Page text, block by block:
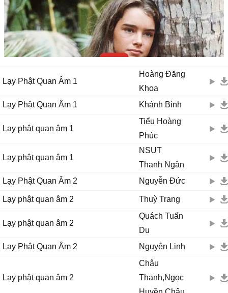
Lạy Phật Quan Âm 1
Hoàng Đăng
Khoa
Lạy Phật Quan Âm 1
Khánh Bình
Lạy phật quan âm 1
Tiểu Hoàng
Phúc
Lạy phật quan âm 1
NSUT
Thanh Ngân
Lạy Phật Quan Âm 2
Nguyễn Đức
Lạy phật quan âm 2 Thuỳ Trang
Lạy phật quan âm 2
Quách Tuấn
Du
Lạy Phật Quan Âm 2
Nguyên Linh
Lạy phật quan âm 2
Châu
Thanh,Ngọc